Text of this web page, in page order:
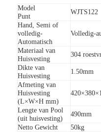
Over ons
Fabriekstocht
Kwaliteitscontrole
Nieuws
Gevallen
Ga Nu Praten.
Model
Punt
WJTS122
Hand, Semi of
volledig-
Automatisch
Volledig-
Materiaal van
Huisvesting
304
Dikte van
Huisvesting
1.50mm
Afmeting van
Huisvesting
(L×W×H mm)
Lengte van Pool
(uit huisvesting)
490mm
Netto Gewicht
50kg